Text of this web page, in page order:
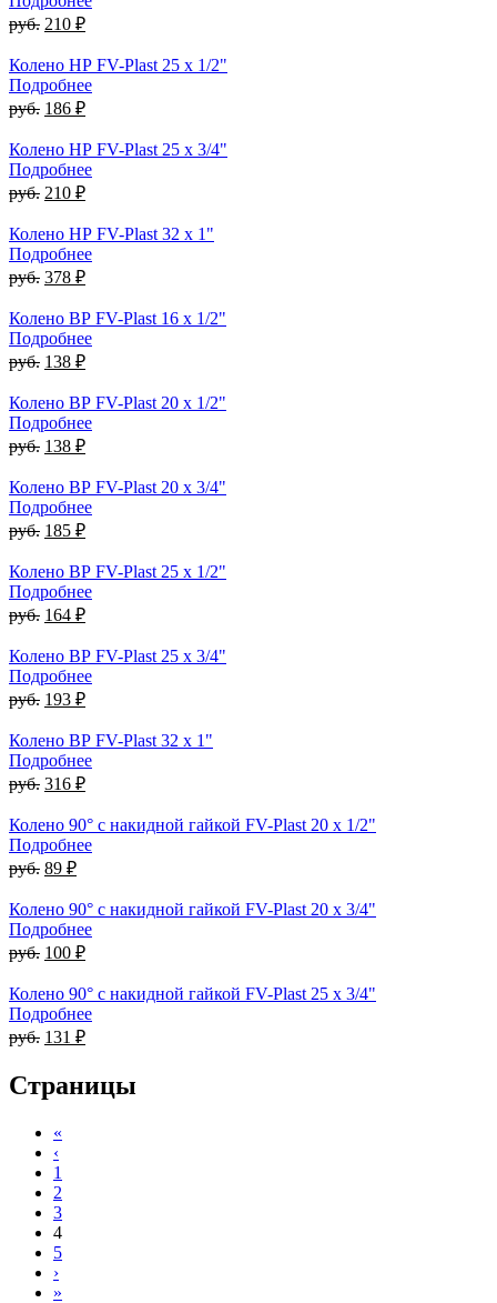
руб. 210 ₽
Колено НР FV-Plast 25 x 1/2"
Подробнее
руб. 186 ₽
Колено НР FV-Plast 25 x 3/4"
Подробнее
руб. 210 ₽
Колено НР FV-Plast 32 x 1"
Подробнее
руб. 378 ₽
Колено ВР FV-Plast 16 x 1/2"
Подробнее
руб. 138 ₽
Колено ВР FV-Plast 20 x 1/2"
Подробнее
руб. 138 ₽
Колено ВР FV-Plast 20 x 3/4"
Подробнее
руб. 185 ₽
Колено ВР FV-Plast 25 x 1/2"
Подробнее
руб. 164 ₽
Колено ВР FV-Plast 25 x 3/4"
Подробнее
руб. 193 ₽
Колено ВР FV-Plast 32 x 1"
Подробнее
руб. 316 ₽
Колено 90° с накидной гайкой FV-Plast 20 x 1/2"
Подробнее
руб. 89 ₽
Колено 90° с накидной гайкой FV-Plast 20 x 3/4"
Подробнее
руб. 100 ₽
Колено 90° с накидной гайкой FV-Plast 25 x 3/4"
Подробнее
руб. 131 ₽
Страницы
«
‹
1
2
3
4
5
›
»